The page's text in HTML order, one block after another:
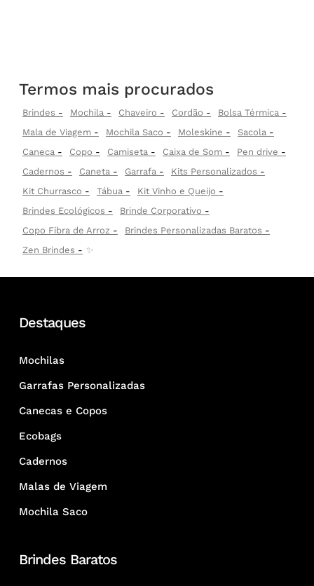
Termos mais procurados
Brindes Mochila Chaveiro Cordão
Bolsa Térmica
Mala de Viagem
Mochila Saco Moleskine
Sacola
Caneca
Copo Camiseta Caixa de Som
Pen drive
Cadernos
Caneta Garrafa
Kits Personalizados
Kit Churrasco
Tábua
Kit Vinho e Queijo
Brindes Ecológicos
Brinde Corporativo
Copo Fibra de Arroz
Brindes Personalizadas Baratos
Zen Brindes
✨
Destaques
Mochilas
Garrafas Personalizadas
Canecas e Copos
Ecobags
Cadernos
Malas de Viagem
Mochila Saco
Brindes Baratos